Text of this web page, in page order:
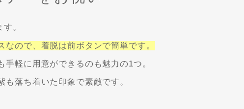
。
ので、着脱は前ボタンで簡単です。
軽に用意ができるのも魅力の1つ。
落ち着いた印象で素敵です。